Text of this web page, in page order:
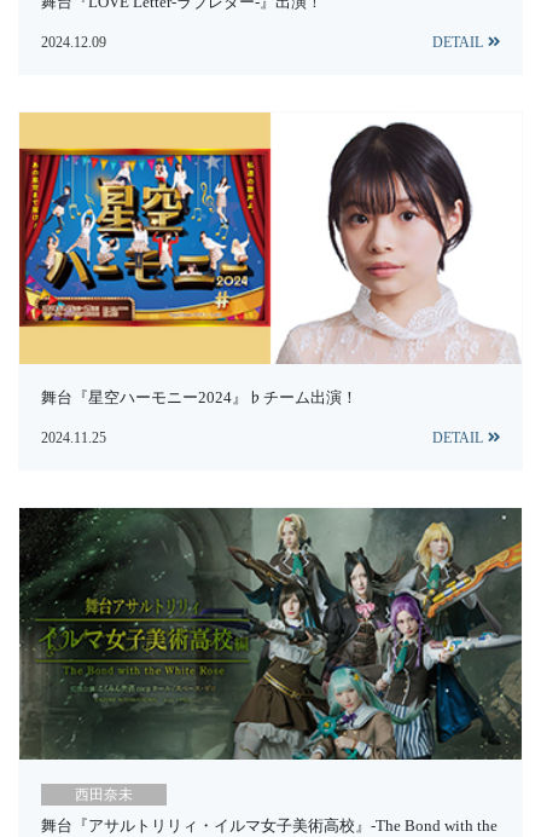
2024.12.09 DETAIL
舞台『星空ハーモニー2024』♭チーム出演！
2024.11.25 DETAIL
西田奈未
舞台『アサルトリリィ・イルマ女子美術高校』-The Bond with the